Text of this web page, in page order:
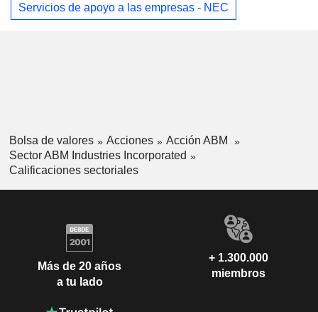
Servicios de apoyo a las empresas - NEC
Bolsa de valores Acciones
Acción ABM
Sector ABM Industries Incorporated
Calificaciones sectoriales
Más de 20 años
a tu lado
+ 1.300.000
miembros